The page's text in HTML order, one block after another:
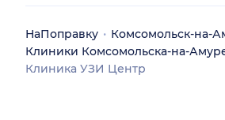
НаПоправку
Комсомольск-на-
Клиники Комсомольска-на-
Клиника УЗИ Центр